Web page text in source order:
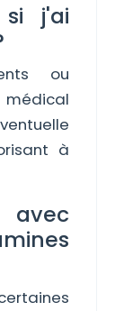
si j'ai
ou
à